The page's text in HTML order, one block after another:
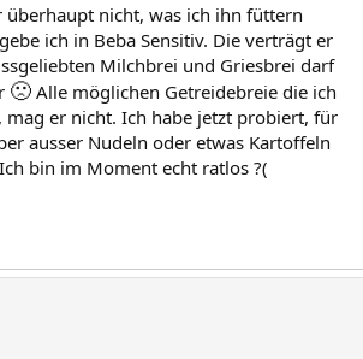
überhaupt nicht, was ich ihn füttern
ich in Beba Sensitiv. Die verträgt er
Milchbrei und Griesbrei darf
🙁 Alle möglichen Getreidebreie die ich
er nicht. Ich habe jetzt probiert, für
ausser Nudeln oder etwas Kartoffeln
bin im Moment echt ratlos ?(